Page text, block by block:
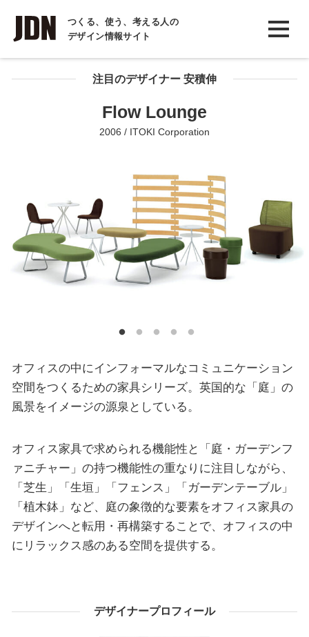
つくる、使う、考える人の
デザイン情報サイト
INTERVIEW
インタビュー
REPORT
COLUMN
注目のデザイナー 安積伸
Flow Lounge
2006 / ITOKI Corporation
オフィスの中にインフォーマルなコミュニケーション
空間をつくるための家具シリーズ。英国的な「庭」の
風景をイメージの源泉としている。
オフィス家具で求められる機能性と「庭・ガーデンフ
ァニチャー」の持つ機能性の重なりに注目しながら、
「芝生」「生垣」「フェンス」「ガーデンテーブル」
「植木鉢」など、庭の象徴的な要素をオフィス家具の
デザインへと転用・再構築することで、オフィスの中
にリラックス感のある空間を提供する。
デザイナープロフィール